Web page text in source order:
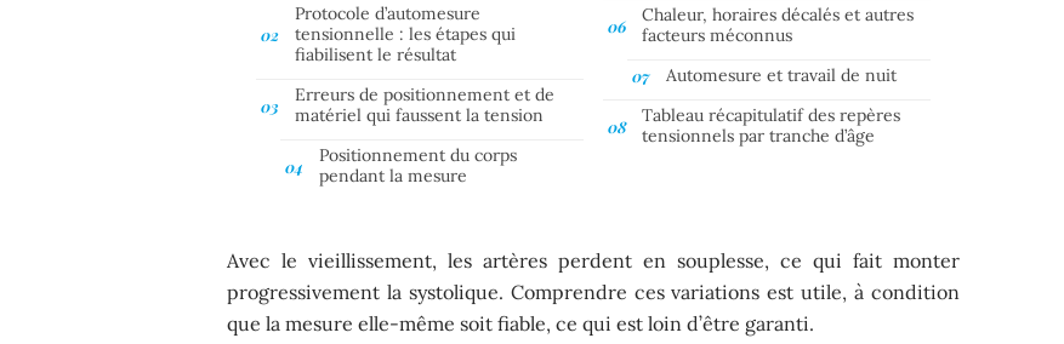
Protocole d’automesure
tensionnelle : les étapes qui
fiabilisent le résultat
Erreurs de positionnement et de
matériel qui faussent la tension
Positionnement du corps
pendant la mesure
Chaleur, horaires décalés et autres
facteurs méconnus
Automesure et travail de nuit
Tableau récapitulatif des repères
tensionnels par tranche d’âge
Avec le vieillissement, les artères perdent en souplesse, ce qui fait monter
progressivement la systolique. Comprendre ces variations est utile, à condition
que la mesure elle-même soit fiable, ce qui est loin d’être garanti.